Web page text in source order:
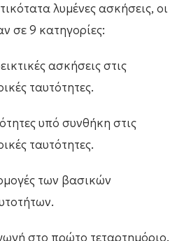
λυμένες ασκήσεις, οι
σε 9 κατηγορίες:
ασκήσεις στις
ταυτότητες.
υπό συνθήκη στις
ταυτότητες.
των βασικών
στο πρώτο τεταρτημόριο.